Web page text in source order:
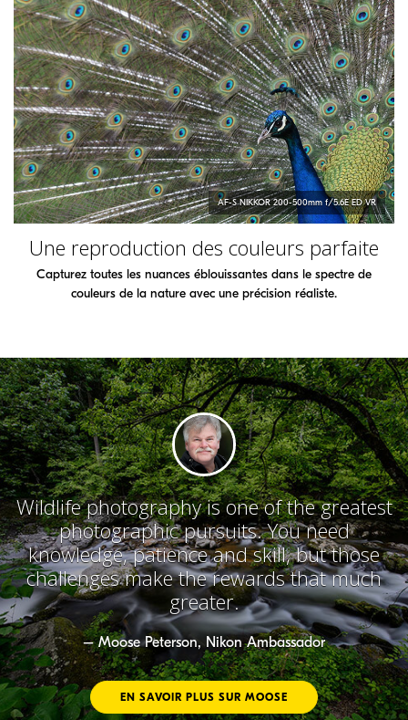
AF-SNIKKOR200-500mm f/5.6E ED VR
Une reproduction des couleurs parfaite
Capturez toutes les nuances éblouissantes dans le spectre de
couleurs de la nature avec une précision réaliste.
Wildlife photography is one of the greatest
photographic pursuits. You need
knowledge, patience and skill, but those
challenges make the rewards that much
greater.
– Moose Peterson, Nikon Ambassador
EN SAVOIR PLUS SUR MOOSE